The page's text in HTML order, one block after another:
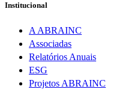
Institucional
A ABRAINC
Associadas
Relatórios Anuais
ESG
Projetos ABRAINC